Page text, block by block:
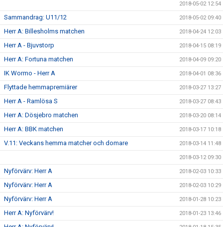
2018-05-02 12:54
Sammandrag: U11/12 2018-05-02 09:40
Herr A: Billesholms matchen 2018-04-24 12:03
Herr A - Bjuvstorp 2018-04-15 08:19
Herr A: Fortuna matchen 2018-04-09 09:20
IK Wormo - Herr A 2018-04-01 08:36
Flyttade hemmapremiärer 2018-03-27 13:27
Herr A - Ramlösa S 2018-03-27 08:43
Herr A: Dösjebro matchen 2018-03-20 08:14
Herr A: BBK matchen 2018-03-17 10:18
V.11: Veckans hemma matcher och domare 2018-03-14 11:48
2018-03-12 09:30
Nyförvärv: Herr A 2018-02-03 10:33
Nyförvärv: Herr A 2018-02-03 10:29
Nyförvärv: Herr A 2018-01-28 10:23
Herr A: Nyförvärv! 2018-01-23 13:46